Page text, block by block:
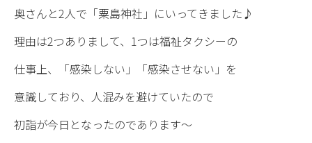
奥さんと2人で「粟島神社」にいってきました♪
理由は2つありまして、1つは福祉タクシーの
仕事上、「感染しない」「感染させない」を
意識しており、人混みを避けていたので
初詣が今日となったのであります〜